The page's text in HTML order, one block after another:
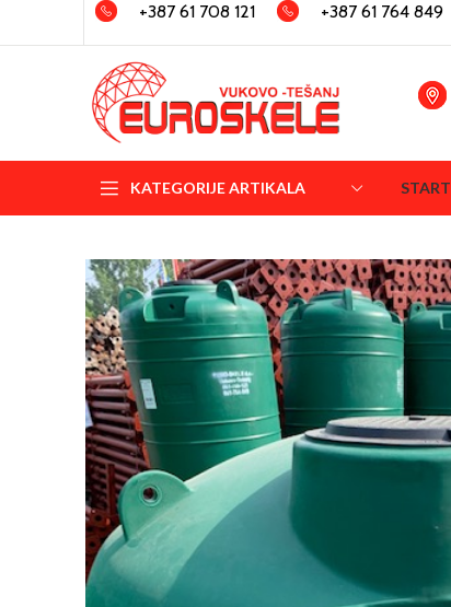
+387 61 708 121 +387 61 764 849
KATEGORIJE ARTIKALA START